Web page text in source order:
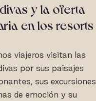
y la oferta
en los resorts
viajeros visitan las
por sus paisajes
sus excursiones
de emoción y su